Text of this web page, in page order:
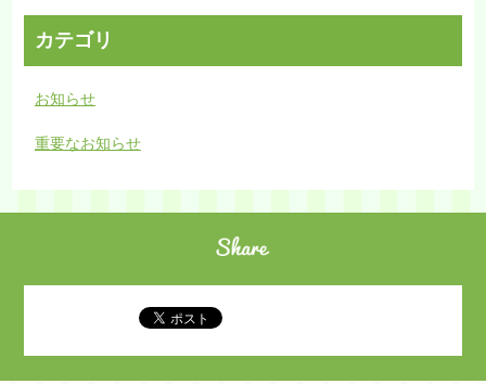
カテゴリ
お知らせ
重要なお知らせ